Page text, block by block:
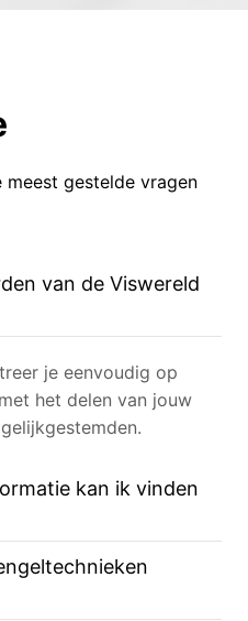
gestelde vragen
van de Viswereld
je eenvoudig op
het delen van jouw
kan ik vinden